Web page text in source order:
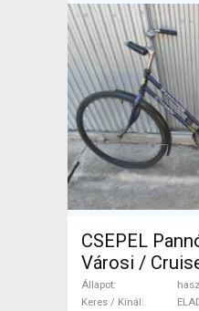
CSEPEL
Városi /
használt
Állapot
Keres / Kínál